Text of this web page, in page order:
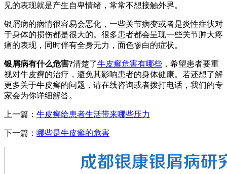
见的表现就是产生自卑情绪，常常不想接触外界。
银屑病的病情很容易会恶化，一些关节病变或者是炎性症状对
于身体的损伤都是很大的。很多患者都会呈现一些关节肿大疼
痛的表现，同时伴有全身无力，面色惨白的症状。
银屑病有什么危害?清楚了牛皮癣危害有哪些 ，希望患者要重
视对牛皮癣的治疗，避免其影响患者的身体健康。若还想了解
更多关于牛皮癣的问题，请在线咨询或者拨打电话，我们的专
家会为你详细解答。
上一篇： 牛皮癣给患者生活带来哪些压力
下一篇： 哪些是牛皮癣的危害